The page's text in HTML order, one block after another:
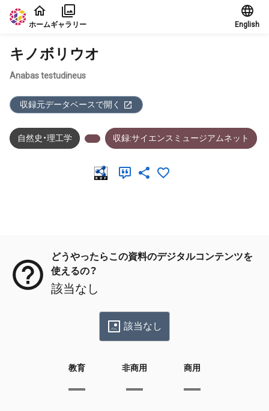
本文に飛ぶ
ホームギャラリー English
キノボリウオ
Anabas testudineus
収録元データベースで開く
自然史・理工学 収録:サイエンスミュージアムネット
どうやったらこの資料のデジタルコンテンツを
使えるの？
該当なし
該当なし
教育 非商用 商用